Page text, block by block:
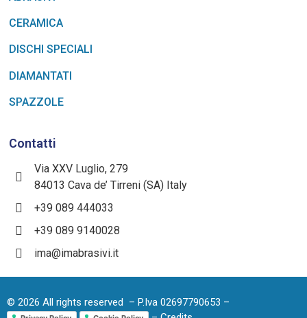
CERAMICA
DISCHI SPECIALI
DIAMANTATI
SPAZZOLE
Contatti
Via XXV Luglio, 279
84013 Cava de’ Tirreni (SA) Italy
+39 089 444033
+39 089 9140028
ima@imabrasivi.it
© 2026 All rights reserved – P.Iva 02697790653 –